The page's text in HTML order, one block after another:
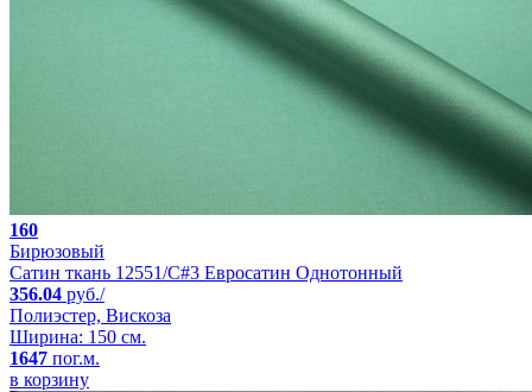
160
Бирюзовый
Сатин ткань 12551/C#3 Евросатин Однотонный
356.04 руб./
Полиэстер, Вискоза
Ширина: 150 см.
1647 пог.м.
в корзину